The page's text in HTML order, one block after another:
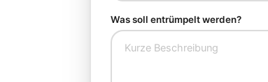
Was soll entrümpelt werden?